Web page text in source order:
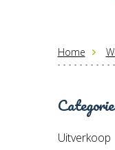
Home
Uitverkoop